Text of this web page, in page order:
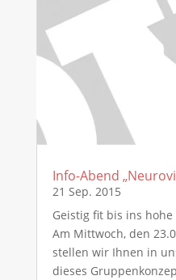
Info-Abend
21 Sep. 2015
Geistig fit bis ins
Am Mittwoch, den
stellen wir Ihnen in
dieses